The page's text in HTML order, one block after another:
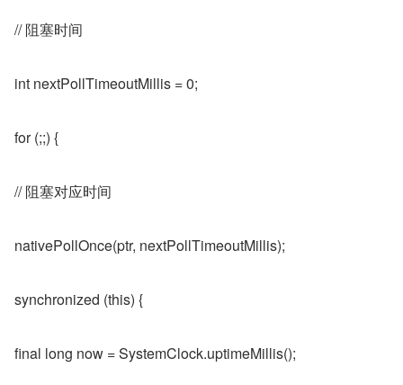
// 阻塞时间
int nextPollTimeoutMillis = 0;
for (;;) {
// 阻塞对应时间
nativePollOnce(ptr, nextPollTimeoutMillis);
synchronized (this) {
final long now = SystemClock.uptimeMillis();